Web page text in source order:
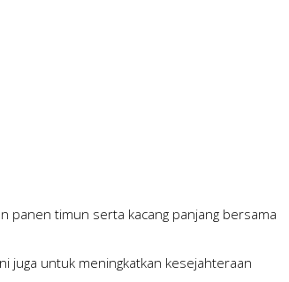
panen timun serta kacang panjang bersama
juga untuk meningkatkan kesejahteraan